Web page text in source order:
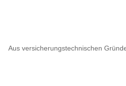
Aus versicherungstechnischen